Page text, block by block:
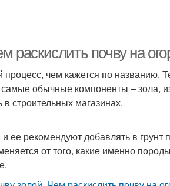
раскислить почву на
процесс, чем кажется по названию.
обычные компоненты – зола,
строительных магазинах.
ее рекомендуют добавлять в грунт
от того, какие именно